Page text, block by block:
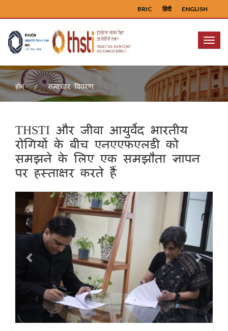
ENGLISH
हिंदी
BRIC
Menu
होम समाचार विवरण
THSTI और जीवा आयुर्वेद भारतीय
रोगियों के बीच एनएएफएलडी को
समझने के लिए एक समझौता ज्ञापन
पर हस्ताक्षर करते हैं
Previous Next